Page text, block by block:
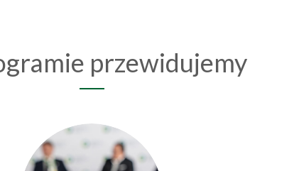
przewidujemy